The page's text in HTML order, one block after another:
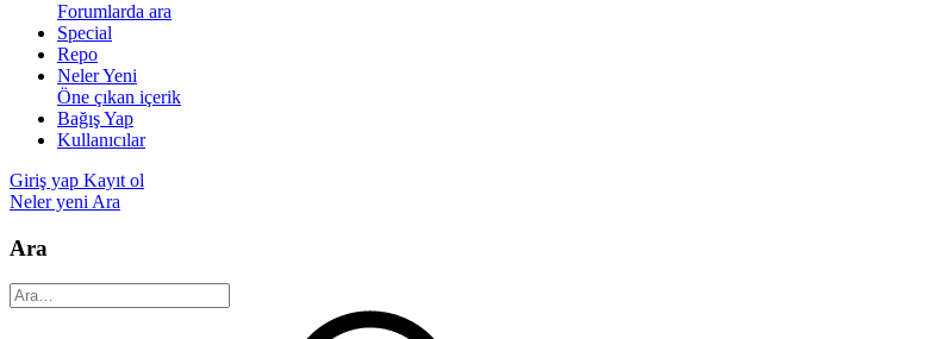
Forumlarda ara
Special
Repo
Neler Yeni
Öne çıkan içerik
Bağış Yap
Kullanıcılar
Giriş yap Kayıt ol
Neler yeni Ara
Ara